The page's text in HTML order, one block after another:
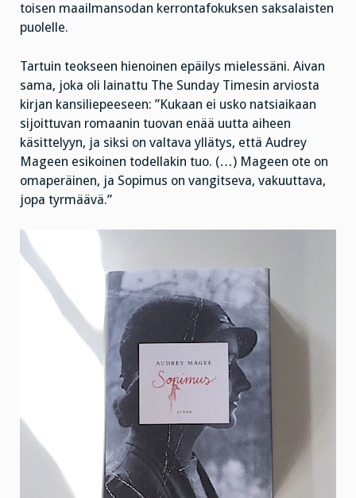
toisen maailmansodan kerrontafokuksen saksalaisten
puolelle.
Tartuin teokseen hienoinen epäilys mielessäni. Aivan
sama, joka oli lainattu The Sunday Timesin arviosta
kirjan kansiliepeeseen: ”Kukaan ei usko natsiaikaan
sijoittuvan romaanin tuovan enää uutta aiheen
käsittelyyn, ja siksi on valtava yllätys, että Audrey
Mageen esikoinen todellakin tuo. (…) Mageen ote on
omaperäinen, ja Sopimus on vangitseva, vakuuttava,
jopa tyrmäävä.”